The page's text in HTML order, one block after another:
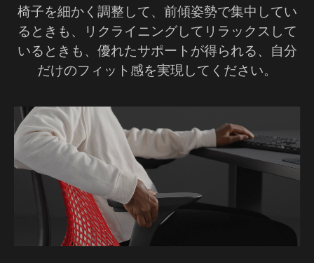
椅子を細かく調整して、前傾姿勢で集中してい
るときも、リクライニングしてリラックスして
いるときも、優れたサポートが得られる、自分
だけのフィット感を実現してください。